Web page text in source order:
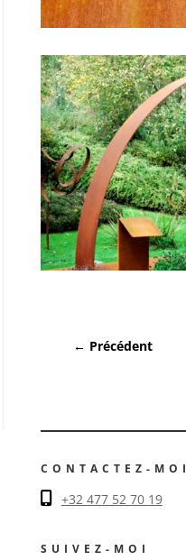
← Précédent
CONTACTEZ-MOI
+32 477 52 70 19
SUIVEZ-MOI